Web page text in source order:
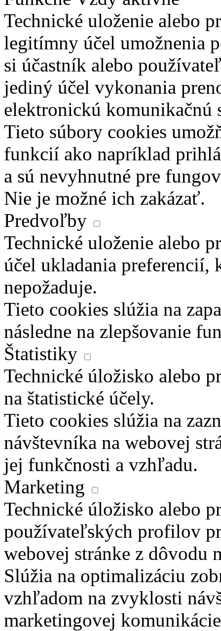
Technické uloženie alebo
legitímny účel umožnenia
si účastník alebo
jediný účel vykonania
elektronickú komunikačnú
Tieto súbory cookies
funkcií ako napríklad
a sú nevyhnutné pre
Nie je možné ich zakázať.
Predvoľby
Technické uloženie alebo
účel ukladania preferencií,
nepožaduje.
Tieto cookies slúžia na
následne na zlepšovanie
Štatistiky
Technické úložisko alebo
na štatistické účely.
Tieto cookies slúžia na
návštevníka na webovej
jej funkčnosti a vzhľadu.
Marketing
Technické úložisko alebo
používateľských profilov
webovej stránke z dôvodu
Slúžia na optimalizáciu
vzhľadom na zvyklosti
marketingovej